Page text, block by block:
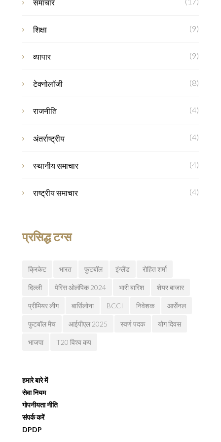
समाचार
शिक्षा (9)
व्यापार (9)
टेक्नोलॉजी (8)
राजनीति (4)
अंतर्राष्ट्रीय (4)
स्थानीय समाचार (4)
राष्ट्रीय समाचार (4)
प्रसिद्ध टग्स
क्रिकेट भारत फुटबॉल इंग्लैंड रोहित शर्मा
दिल्ली पेरिस ओलंपिक 2024 भारी बारिश शेयर बाजार
प्रीमियर लीग बार्सिलोना BCCI निवेशक आर्सेनल
फुटबॉल मैच आईपीएल 2025 स्वर्ण पदक योग दिवस
भाजपा T20 विश्व कप
हमारे बारे में
सेवा नियम
गोपनीयता नीति
संपर्क करें
DPDP